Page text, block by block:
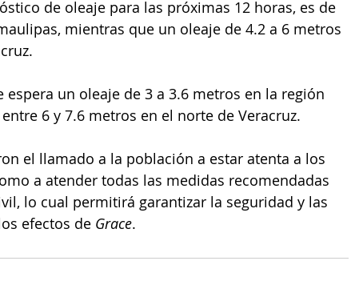
de oleaje para las próximas 12 horas, es de
mientras que un oleaje de 4.2 a 6 metros
un oleaje de 3 a 3.6 metros en la región
6 y 7.6 metros en el norte de Veracruz.
el llamado a la población a estar atenta a los
a atender todas las medidas recomendadas
lo cual permitirá garantizar la seguridad y las
efectos de Grace.